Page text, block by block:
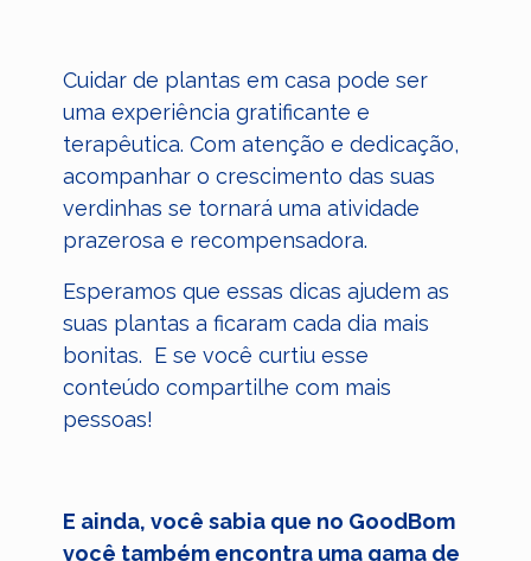
Cuidar de plantas em casa pode ser
uma experiência gratificante e
terapêutica. Com atenção e dedicação,
acompanhar o crescimento das suas
verdinhas se tornará uma atividade
prazerosa e recompensadora.
Esperamos que essas dicas ajudem as
suas plantas a ficaram cada dia mais
bonitas. E se você curtiu esse
conteúdo compartilhe com mais
pessoas!
E ainda, você sabia que no GoodBom
você também encontra uma gama de